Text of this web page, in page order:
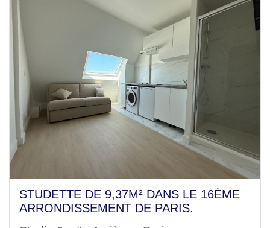
STUDETTE DE 9,37M² DANS LE 16ÈME
ARRONDISSEMENT DE PARIS.